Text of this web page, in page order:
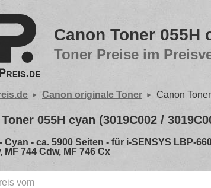
Canon Toner 055H
Toner Preise im
Canon originale Toner Canon
055H cyan (3019C002 /
Cyan - ca. 5900 Seiten - für i-SENSYS LBP-
MF 744 Cdw, MF 746 Cx
vom